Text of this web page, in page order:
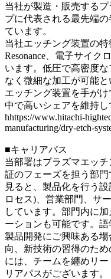
当社が製造・販売する
プに代表される最先端
ています。
当社エッチング装置の特
Resonance、電子サイク
います。低圧で高密度
なく微細な加工が可能
エッチング装置を手が
中で高いシェアを維持し
hhttps://www.hitachi-
manufacturing/dry-etch-
■キャリアパス
当部署はプラズマエッ
証のフェーズを担う部
見ると、製品化を行う
ロセス)、営業部門、サ
しています。部門内に
ーションも可能です。
製品開発にご興味ある
向、新技術の習得のた
には、チームを纏めリ
リアパスがございます。